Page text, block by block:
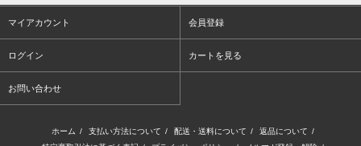
マイアカウント 会員登録
ログイン カートを見る
お問い合わせ
ホーム / 支払い方法について / 配送・送料について / 返品について /